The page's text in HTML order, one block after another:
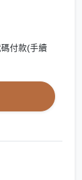
付款(手續